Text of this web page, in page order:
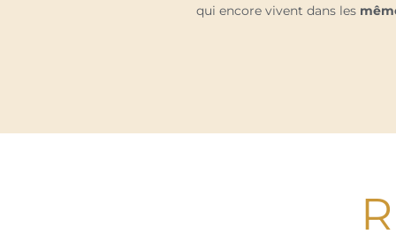
qui encore vivent dans les